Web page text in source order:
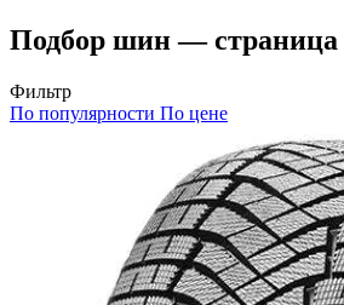
Подбор шин — страница
Фильтр
По популярности По цене